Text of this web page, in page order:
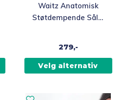
Waitz Anatomisk
Støtdempende Såle,
279,-
Velg alternativ
produktet
Alternativene
kan
på